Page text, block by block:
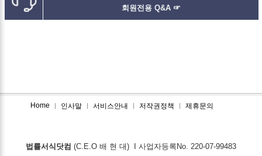
회원전용 Q&A ☞
Home 인사말 서비스안내 저작권정책 제휴문의
법률서식닷컴 (C.E.O 배 현 대) I 사업자등록No. 220-07-99483